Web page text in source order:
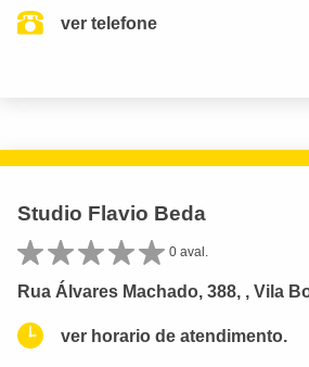
ver telefone
Studio Flavio Beda
0 aval.
Rua Álvares Machado, 388, , Vila
ver horario de atendimento.